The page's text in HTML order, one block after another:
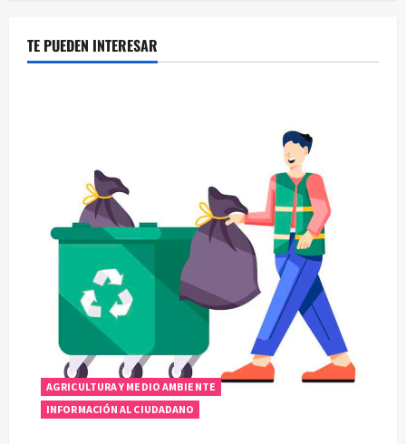
TE PUEDEN INTERESAR
AGRICULTURA Y MEDIO AMBIENTE
INFORMACIÓN AL CIUDADANO